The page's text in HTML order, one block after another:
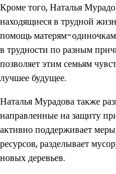
Кроме того, Наталья
находящиеся в трудной
помощь матерям-
в трудности по разным
позволяет этим семьям
лучшее будущее.
Наталья Мурадова также
направленные на защиту
активно поддерживает
ресурсов, разделывает
новых деревьев.